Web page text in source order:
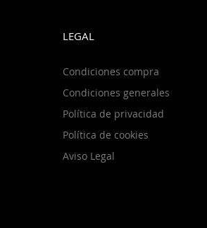
LEGAL
Condiciones compra
Condiciones generales
Política de privacidad
Política de cookies
Aviso Legal